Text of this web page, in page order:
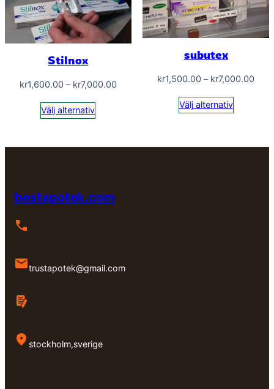
Stilnox
kr1,600.00 – kr7,000.00Prisintervall:
Välj alternativ
subutex
kr1,500.00 – kr7,000.00
Välj alternativ
bestapotek.com
trustapotek@gmail.com
stockholm,sverige